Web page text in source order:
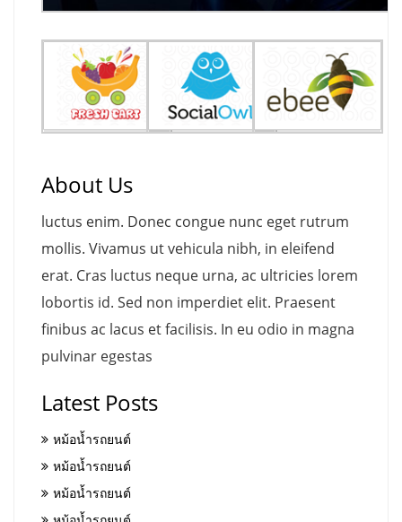
About Us
luctus enim. Donec congue nunc eget rutrum
mollis. Vivamus ut vehicula nibh, in eleifend
erat. Cras luctus neque urna, ac ultricies lorem
lobortis id. Sed non imperdiet elit. Praesent
finibus ac lacus et facilisis. In eu odio in magna
pulvinar egestas
Latest Posts
หม้อน้ำรถยนต์
หม้อน้ำรถยนต์
หม้อน้ำรถยนต์